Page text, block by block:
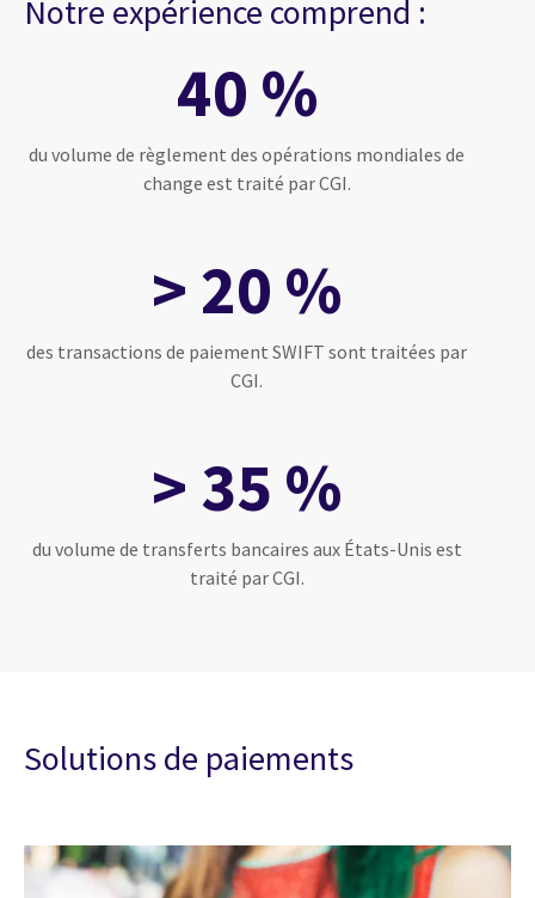
Notre expérience comprend :
40 %
du volume de règlement des opérations mondiales de
change est traité par CGI.
> 20 %
des transactions de paiement SWIFT sont traitées par
CGI.
> 35 %
du volume de transferts bancaires aux États-Unis est
traité par CGI.
Solutions de paiements